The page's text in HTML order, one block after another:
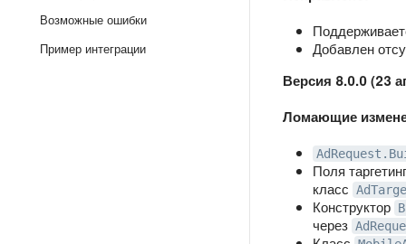
Возможные ошибки
Пример интеграции
Добавлен
Версия 8.0.0 (23
Ломающие
Поля
класс
Конструктор
через